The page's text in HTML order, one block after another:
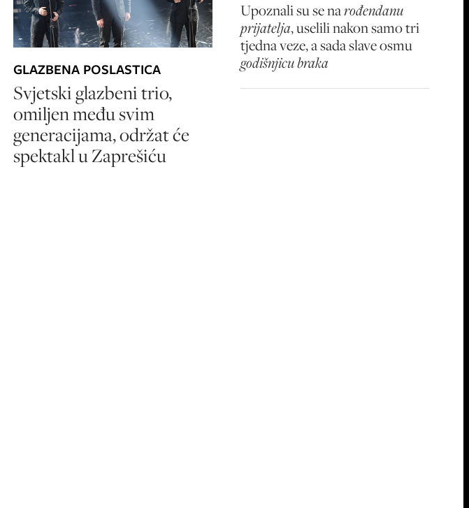
GLAZBENA POSLASTICA
Svjetski glazbeni trio,
omiljen među svim
generacijama, održat će
spektakl u Zaprešiću
Upoznali su se narođendanu
prijatelja, uselili nakon samo tri
tjedna veze, a sada slave osmu
godišnjicu braka